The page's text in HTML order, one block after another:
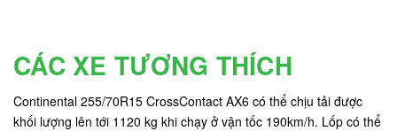
CÁC XE TƯƠNG THÍCH
Continental 255/70R15 CrossContact AX6 có thể chịu tải được
khối lượng lên tới 1120 kg khi chạy ở vận tốc 190km/h. Lốp có thể